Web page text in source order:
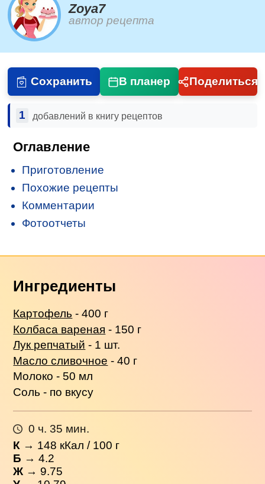
Zoya7
автор рецепта
Сохранить В планер Поделиться
1 добавлений в книгу рецептов
Оглавление
Приготовление
Похожие рецепты
Комментарии
Фотоотчеты
Ингредиенты
Картофель - 400 г
Колбаса вареная - 150 г
Лук репчатый - 1 шт.
Масло сливочное - 40 г
Молоко - 50 мл
Соль - по вкусу
0 ч. 35 мин.
К → 148 кКал / 100 г
Б → 4.2
Ж → 9.75